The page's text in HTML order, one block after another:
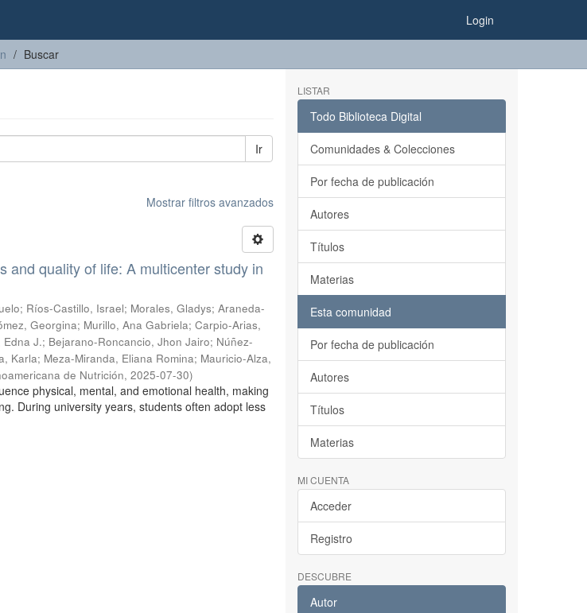
Login
Buscar
Ir
Mostrar filtros avanzados
and quality of life: A multicenter study in
; Ríos-Castillo, Israel; Morales, Gladys;Araneda-
Georgina; Murillo, Ana Gabriela;Carpio-Arias,
Edna J.; Bejarano-Roncancio, Jhon Jairo; Núñez-
Karla; Meza-Miranda, Eliana Romina; Mauricio-Alza,
de Nutrición,2025-07-30)
physical, mental, and emotional health, making
During university years, students often adopt less
LISTAR
Todo Biblioteca Digital
Comunidades & Colecciones
Por fecha de publicación
Autores
Títulos
Materias
Esta comunidad
Por fecha de publicación
Autores
Títulos
Materias
MI CUENTA
Acceder
Registro
DESCUBRE
Autor